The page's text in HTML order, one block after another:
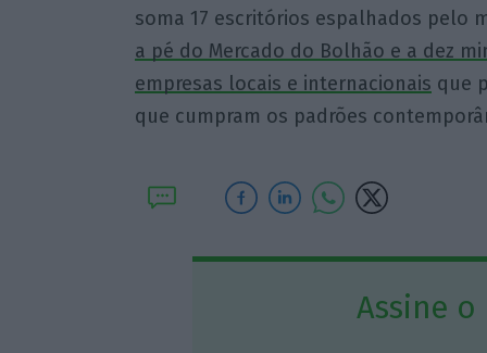
soma 17 escritórios espalhados pelo
a pé do Mercado do Bolhão e a dez
empresas locais e internacionais que
que cumpram os padrões
Assine o